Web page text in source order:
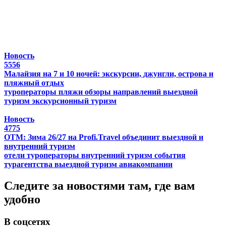
Новость
5556
Малайзия на 7 и 10 ночей: экскурсии, джунгли, острова и
пляжный отдых
туроператоры пляжи обзоры направлений выездной
туризм экскурсионный туризм
Новость
4775
ОТМ: Зима 26/27 на Profi.Travel объединит выездной и
внутренний туризм
отели туроператоры внутренний туризм события
турагентства выездной туризм авиакомпании
Следите за новостями там, где вам
удобно
В соцсетях